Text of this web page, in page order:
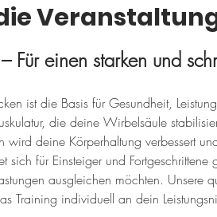
Für einen starken und
ist die Basis für Gesundheit,
die deine Wirbelsäule
wird deine Körperhaltung verbessert
sich für Einsteiger und
ausgleichen möchten. Unsere
Training individuell an dein